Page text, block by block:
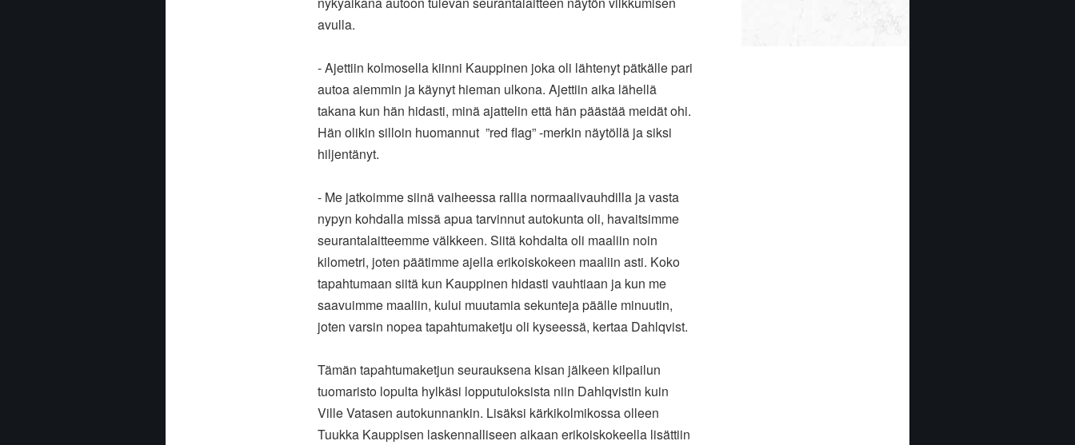
avulla.
- Ajettiin kolmosella kiinni Kauppinen joka oli lähtenyt pätkälle pari
autoa aiemmin ja käynyt hieman ulkona. Ajettiin aika lähellä
takana kun hän hidasti, minä ajattelin että hän päästää meidät ohi.
Hän olikin silloin huomannut ”red flag” -merkin näytöllä ja siksi
hiljentänyt.
- Me jatkoimme siinä vaiheessa rallia normaalivauhdilla ja vasta
nypyn kohdalla missä apua tarvinnut autokunta oli, havaitsimme
seurantalaitteemme välkkeen. Siitä kohdalta oli maaliin noin
kilometri, joten päätimme ajella erikoiskokeen maaliin asti. Koko
tapahtumaan siitä kun Kauppinen hidasti vauhtiaan ja kun me
saavuimme maaliin, kului muutamia sekunteja päälle minuutin,
joten varsin nopea tapahtumaketju oli kyseessä, kertaa Dahlqvist.
Tämän tapahtumaketjun seurauksena kisan jälkeen kilpailun
tuomaristo lopulta hylkäsi lopputuloksista niin Dahlqvistin kuin
Ville Vatasen autokunnankin. Lisäksi kärkikolmikossa olleen
Tuukka Kauppisen laskennalliseen aikaan erikoiskokeella lisättiin